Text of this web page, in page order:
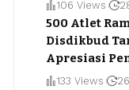
106 Views
500 Atlet
Disdikbud
Apresiasi
133 Views